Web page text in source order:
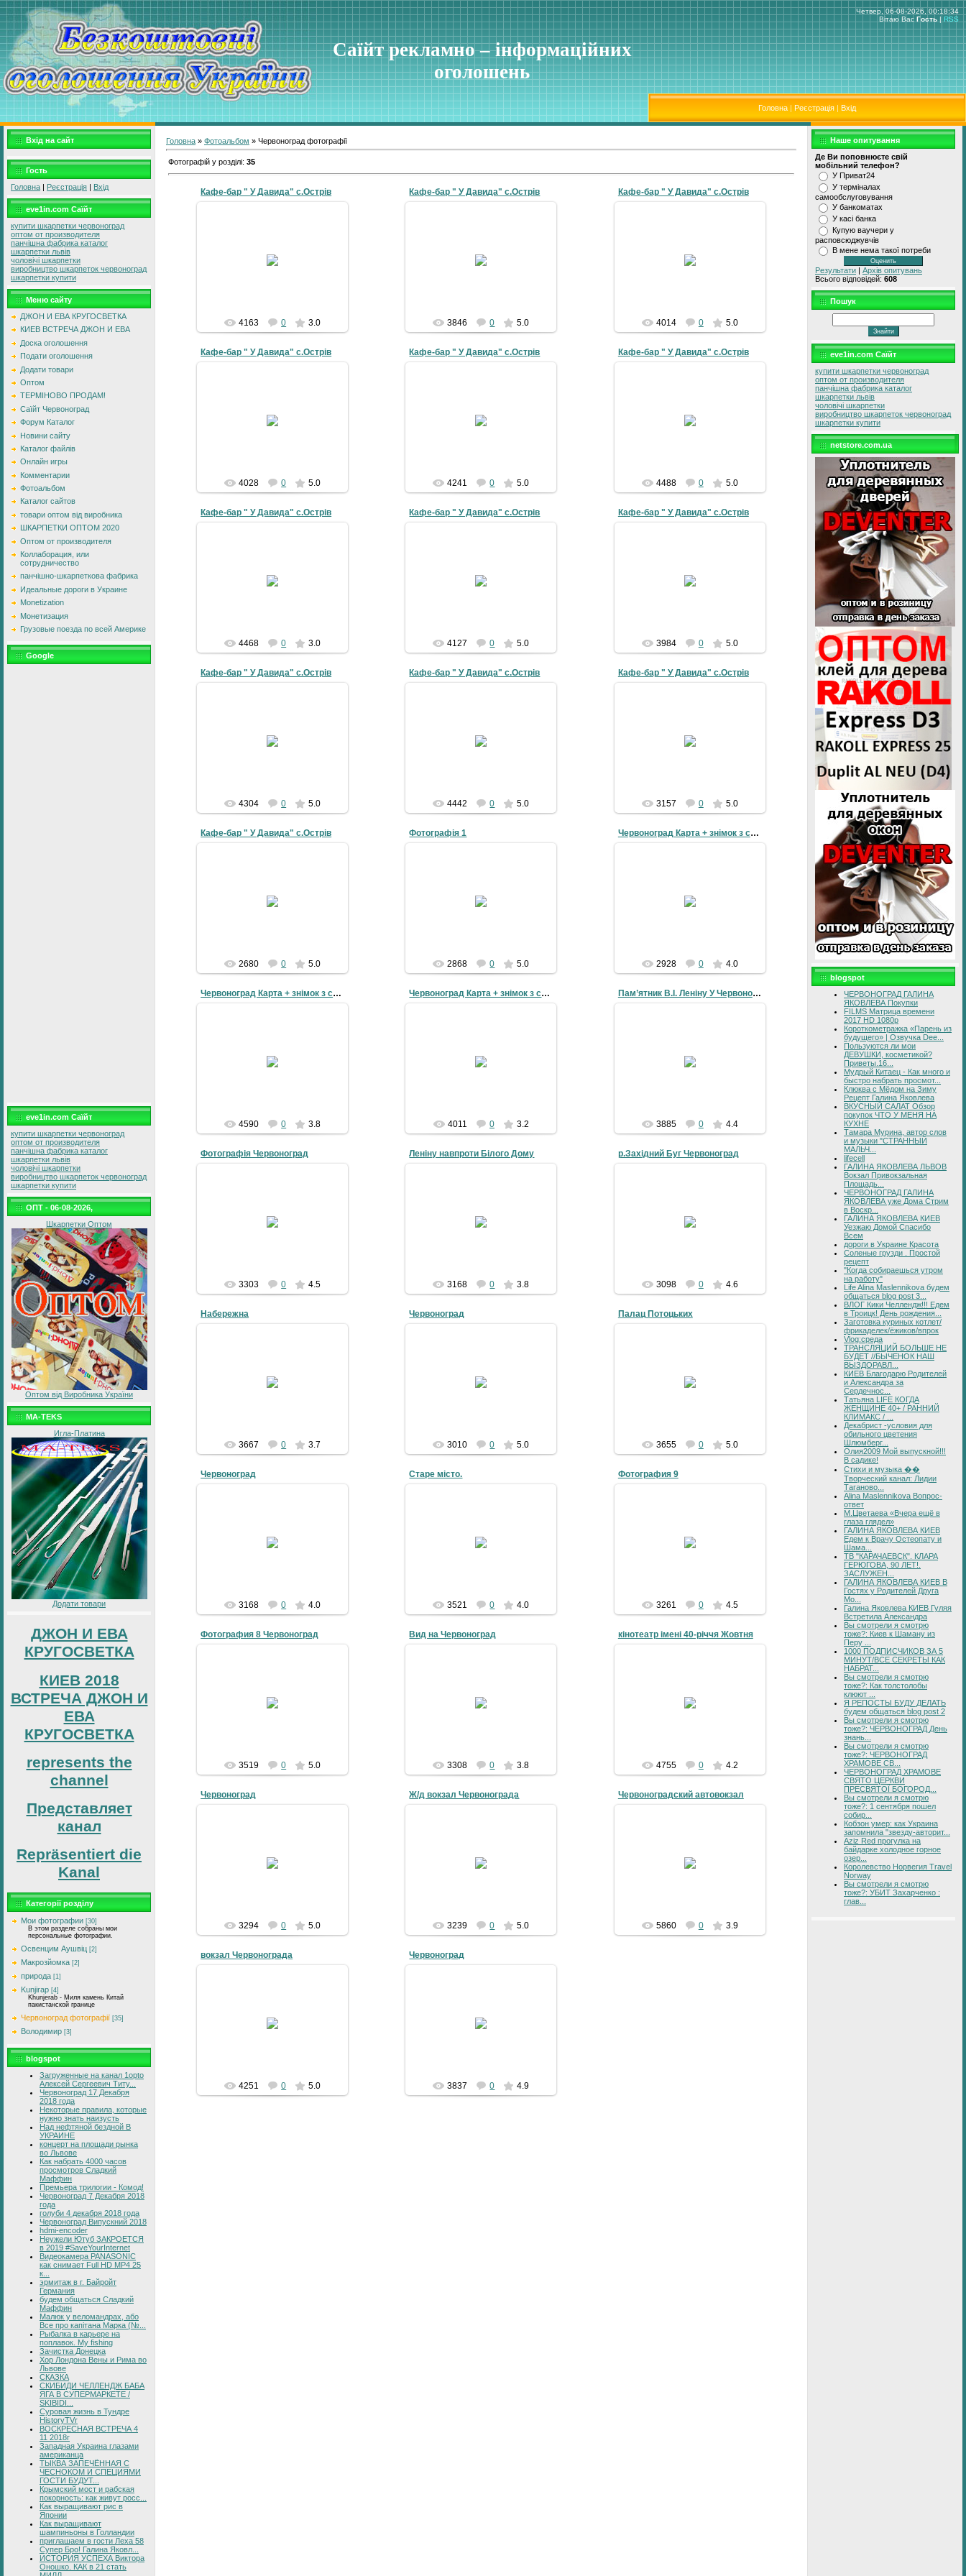
Саїйт рекламно – інформаційних
оголошень
Четвер, 06-08-2026, 00:18:34
Вітаю Вас Гость | RSS
Головна | Реєстрація | Вхід
Вхід на сайт
Гость
Головна | Реєстрація | Вхід
eve1in.com Саїйт
купити шкарпетки червоноград
оптом от производителя
панчішна фабрика каталог
шкарпетки львів
чоловічі шкарпетки
виробництво шкарпеток червоноград
шкарпетки купити
Меню сайту
ДЖОН И ЕВА КРУГОСВЕТКА
КИЕВ ВСТРЕЧА ДЖОН И ЕВА
Доска оголошення
Подати оголошення
Додати товари
Оптом
ТЕРМІНОВО ПРОДАМ!
Саїйт Червоноград
Форум Каталог
Новини сайту
Каталог файлів
Онлайн игры
Комментарии
Фотоальбом
Каталог сайтов
товари оптом від виробника
ШКАРПЕТКИ ОПТОМ 2020
Оптом от производителя
Коллаборация, или
сотрудничество
панчішно-шкарпеткова фабрика
Идеальные дороги в Украине
Monetization
Монетизация
Грузовые поезда по всей Америке
Google
eve1in.com Саїйт
купити шкарпетки червоноград
оптом от производителя
панчішна фабрика каталог
шкарпетки львів
чоловічі шкарпетки
виробництво шкарпеток червоноград
шкарпетки купити
ОПТ - 06-08-2026,
Шкарпетки Оптом
Оптом від Виробника України
MA-TEKS
Игла-Платина
Додати товари
ДЖОН И ЕВА
КРУГОСВЕТКА
КИЕВ 2018
ВСТРЕЧА ДЖОН И
ЕВА
КРУГОСВЕТКА
represents the
channel
Представляет
канал
Repräsentiert die
Kanal
Категорії розділу
Мои фотографии [30]
В этом разделе собраны мои
персональные фотографии.
Освенцим Аушвіц [2]
Макрозйомка [2]
природа [1]
Kunjirap [4]
Khunjerab - Миля камень Китай
пакистанской границе
Червоноград фотографії [35]
Володимир [3]
blogspot
Загруженные на канал 1opto
Алексей Сергеевич Титу...
Червоноград 17 Декабря
2018 года
Некоторые правила, которые
нужно знать наизусть
Над нефтяной бездной В
УКРАИНЕ
концерт на площади рынка
во Львове
Как набрать 4000 часов
просмотров Сладкий
Маффин
Премьера трилогии - Комод!
Червоноград 7 Декабря 2018
года
голуби 4 декабря 2018 года
Червоноград Випускний 2018
hdmi-encoder
Неужели Ютуб ЗАКРОЕТСЯ
в 2019 #SaveYourInternet
Видеокамера PANASONIC
как снимает Full HD MP4 25
к...
эрмитаж в г. Байройт
Германия
будем общаться Сладкий
Маффин
Малюк у веломандрах, або
Все про капітана Марка (№...
Рыбалка в карьере на
поплавок. My fishing
Зачистка Донецка
Хор Лондона Вены и Рима во
Львове
СКАЗКА
СКИБИДИ ЧЕЛЛЕНДЖ БАБА
ЯГА В СУПЕРМАРКЕТЕ /
SKIBIDI...
Суровая жизнь в Тундре
HistoryTVr
ВОСКРЕСНАЯ ВСТРЕЧА 4
11 2018г
Западная Украина глазами
американца
ТЫКВА ЗАПЕЧЁННАЯ С
ЧЕСНОКОМ И СПЕЦИЯМИ
ГОСТИ БУДУТ...
Крымский мост и рабская
покорность: как живут росс...
Как выращивают рис в
Японии
Как выращивают
шампиньоны в Голландии
приглашаем в гости Леха 58
Супер Бро! Галина Яковл...
ИСТОРИЯ УСПЕХА Виктора
Оношко. КАК в 21 стать
Головна » Фотоальбом » Червоноград фотографії
Фотографій у розділі: 35
Кафе-бар " У Давида" с.Острів
4163 0 3.0
Кафе-бар " У Давида" с.Острів
3846 0 5.0
Кафе-бар " У Давида" с.Острів
4014 0 5.0
Кафе-бар " У Давида" с.Острів
4028 0 5.0
Кафе-бар " У Давида" с.Острів
4241 0 5.0
Кафе-бар " У Давида" с.Острів
4488 0 5.0
Кафе-бар " У Давида" с.Острів
4468 0 3.0
Кафе-бар " У Давида" с.Острів
4127 0 5.0
Кафе-бар " У Давида" с.Острів
3984 0 5.0
Кафе-бар " У Давида" с.Острів
4304 0 5.0
Кафе-бар " У Давида" с.Острів
4442 0 5.0
Кафе-бар " У Давида" с.Острів
3157 0 5.0
Кафе-бар " У Давида" с.Острів
2680 0 5.0
Фотографія 1
2868 0 5.0
Червоноград Карта + знімок з супутника
44″ E Десяткові 50.386667°,
2928 0 4.0
Червоноград Карта + знімок з супутника
44″ E Десяткові 50.386667°,
4590 0 3.8
Червоноград Карта + знімок з супутника
44″ E Десяткові 50.386667°,
4011 0 3.2
Пам’ятник В.І. Леніну У Червонограді
1.08.1990 - У Червонограді
3885 0 4.4
Фотографія Червоноград
3303 0 4.5
Леніну навпроти Білого Дому
3168 0 3.8
р.Західний Буг Червоноград
3098 0 4.6
Набережна
3667 0 3.7
Червоноград
3010 0 5.0
Палац Потоцьких
3655 0 5.0
Червоноград
3168 0 4.0
Старе місто.
Набережна р. Солокії
3521 0 4.0
Фотография 9
Оборудование Sony Ericsson W810i
Чувствительность по ISO 400
3261 0 4.5
Фотография 8 Червоноград
Червоноград
3519 0 5.0
Вид на Червоноград
Місце : м.Червоноград
3308 0 3.8
кінотеатр імені 40-річчя Жовтня
фото 1960 року i Фото 1957 року
4755 0 4.2
Червоноград
3294 0 5.0
Ж/д вокзал Червонограда
3239 0 5.0
Червоноградский автовокзал
5860 0 3.9
вокзал Червонограда
Ж/д вокзал Червонограда
4251 0 5.0
Червоноград
Улица Воссоединения
3837 0 4.9
Наше опитування
Де Ви поповнюєте свiй
мобiльний телефон?
У Приват24
У термiналах
самообслуговування
У банкоматах
У касi банка
Купую ваучери у
расповсюджувчiв
В мене нема такої потреби
Результати | Архів опитувань
Всього відповідей: 608
Пошук
eve1in.com Саїйт
купити шкарпетки червоноград
оптом от производителя
панчішна фабрика каталог
шкарпетки львів
чоловічі шкарпетки
виробництво шкарпеток червоноград
шкарпетки купити
netstore.com.ua
blogspot
ЧЕРВОНОГРАД ГАЛИНА
ЯКОВЛЕВА Покупки
FILMS Матрица времени
2017 HD 1080p
Короткометражка «Парень из
будущего» | Озвучка Dee...
Пользуются ли мои
ДЕВУШКИ, косметикой?
Приветы.16...
Мудрый Китаец - Как много и
быстро набрать просмот...
Клюква с Мёдом на Зиму
Рецепт Галина Яковлева
ВКУСНЫЙ САЛАТ Обзор
покупок ЧТО У МЕНЯ НА
КУХНЕ
Тамара Мурина, автор слов
и музыки "СТРАННЫЙ
МАЛЬЧ...
lifecell
ГАЛИНА ЯКОВЛЕВА ЛЬВОВ
Вокзал Привокзальная
Площадь...
ЧЕРВОНОГРАД ГАЛИНА
ЯКОВЛЕВА уже Дома Стрим
в Воскр...
ГАЛИНА ЯКОВЛЕВА КИЕВ
Уезжаю Домой Спасибо
Всем
дороги в Украине Красота
Соленые грузди . Простой
рецепт
"Когда собираешься утром
на работу"
Life Alina Maslennikova будем
общаться blog post 3...
ВЛОГ Кики Челлендж!!! Едем
в Троицк! День рождения...
Заготовка куриных котлет/
фрикаделек/ёжиков/впрок
Vlog:среда
ТРАНСЛЯЦИЙ БОЛЬШЕ НЕ
БУДЕТ //БЫЧЕНОК НАШ
ВЫЗДОРАВЛ...
КИЕВ Благодарю Родителей
и Александра за
Сердечнос...
Татьяна LIFE КОГДА
ЖЕНЩИНЕ 40+ / РАННИЙ
КЛИМАКС / ...
Декабрист -условия для
обильного цветения
Шлюмберг...
Олия2009 Мой выпускной!!!
В садике!
Стихи и музыка ��
Творческий канал: Лидии
Таганово...
Alina Maslennikova Вопрос-
ответ
М.Цветаева «Вчера ещё в
глаза глядел»
ГАЛИНА ЯКОВЛЕВА КИЕВ
Едем к Врачу Остеопату и
Шама...
ТВ "КАРАЧАЕВСК". КЛАРА
ГЕРЮГОВА, 90 ЛЕТ!.
ЗАСЛУЖЕН...
ГАЛИНА ЯКОВЛЕВА КИЕВ В
Гостях у Родителей Друга
Мо...
Галина Яковлева КИЕВ Гуляя
Встретила Александра
Вы смотрели я смотрю
тоже?: Киев к Шаману из
Перу ...
1000 ПОДПИСЧИКОВ ЗА 5
МИНУТ/ВСЕ СЕКРЕТЫ КАК
НАБРАТ...
Вы смотрели я смотрю
тоже?: Как толстолобы
клюют ...
Я РЕПОСТЫ БУДУ ДЕЛАТЬ
будем общаться blog post 2
Вы смотрели я смотрю
тоже?: ЧЕРВОНОГРАД День
знань...
Вы смотрели я смотрю
тоже?: ЧЕРВОНОГРАД
ХРАМОВЕ СВ...
ЧЕРВОНОГРАД ХРАМОВЕ
СВЯТО ЦЕРКВИ
ПРЕСВЯТОЇ БОГОРОД...
Вы смотрели я смотрю
тоже?: 1 сентября пошел
собир...
Кобзон умер: как Украина
запомнила "звезду-авторит...
Aziz Red прогулка на
байдарке холодное горное
озер...
Королевство Норвегия Travel
Norway
Вы смотрели я смотрю
тоже?: УБИТ Захарченко :
глав...